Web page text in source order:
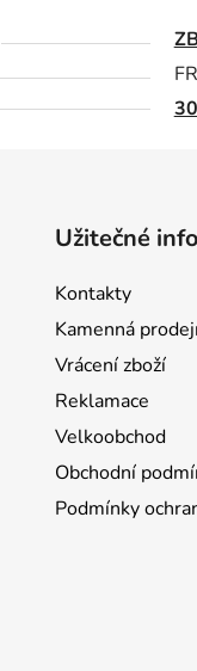
Užitečné
Kontakty
Kamenná
Vrácení zboží
Reklamace
Velkoobchod
Obchodní
Podmínky